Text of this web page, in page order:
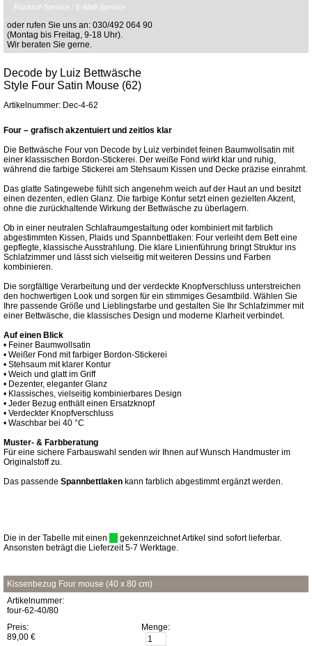
Rückruf-Service / E-Mail-Service
oder rufen Sie uns an: 030/492 064 90
(Montag bis Freitag, 9-18 Uhr).
Wir beraten Sie gerne.
Decode by Luiz Bettwäsche
Style Four Satin Mouse (62)
Artikelnummer: Dec-4-62
Four – grafisch akzentuiert und zeitlos klar
Die Bettwäsche Four von Decode by Luiz verbindet feinen Baumwollsatin mit
einer klassischen Bordon-Stickerei. Der weiße Fond wirkt klar und ruhig,
während die farbige Stickerei am Stehsaum Kissen und Decke präzise einrahmt.
Das glatte Satingewebe fühlt sich angenehm weich auf der Haut an und besitzt
einen dezenten, edlen Glanz. Die farbige Kontur setzt einen gezielten Akzent,
ohne die zurückhaltende Wirkung der Bettwäsche zu überlagern.
Ob in einer neutralen Schlafraumgestaltung oder kombiniert mit farblich
abgestimmten Kissen, Plaids und Spannbettlaken: Four verleiht dem Bett eine
gepflegte, klassische Ausstrahlung. Die klare Linienführung bringt Struktur ins
Schlafzimmer und lässt sich vielseitig mit weiteren Dessins und Farben
kombinieren.
Die sorgfältige Verarbeitung und der verdeckte Knopfverschluss unterstreichen
den hochwertigen Look und sorgen für ein stimmiges Gesamtbild. Wählen Sie
Ihre passende Größe und Lieblingsfarbe und gestalten Sie Ihr Schlafzimmer mit
einer Bettwäsche, die klassisches Design und moderne Klarheit verbindet.
Auf einen Blick
• Feiner Baumwollsatin
• Weißer Fond mit farbiger Bordon-Stickerei
• Stehsaum mit klarer Kontur
• Weich und glatt im Griff
• Dezenter, eleganter Glanz
• Klassisches, vielseitig kombinierbares Design
• Jeder Bezug enthält einen Ersatzknopf
• Verdeckter Knopfverschluss
• Waschbar bei 40 °C
Muster- & Farbberatung
Für eine sichere Farbauswahl senden wir Ihnen auf Wunsch Handmuster im
Originalstoff zu.
Das passende Spannbettlaken kann farblich abgestimmt ergänzt werden.
Die in der Tabelle mit einen
gekennzeichnet Artikel sind sofort lieferbar.
Ansonsten beträgt die Lieferzeit 5-7 Werktage.
Kissenbezug Four mouse (40 x 80 cm)
Artikelnummer:
four-62-40/80
Preis:
89,00 €
Menge: